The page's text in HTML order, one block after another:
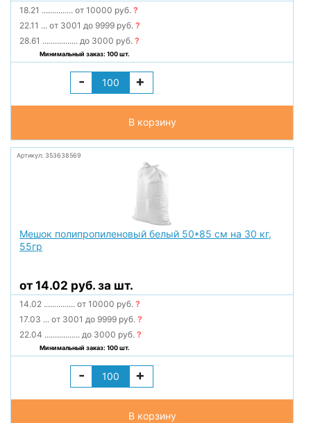
18.21 ............... от 10000 руб.?
22.11 ... от 3001 до 9999 руб.?
28.61 ................. до 3000 руб.?
Минимальный заказ: 100 шт.
- +
В корзину
Артикул: 353638569
Мешок полипропиленовый белый 50*85 см на 30 кг,
55гр
от 14.02 руб. за шт.
14.02 ............... от 10000 руб.?
17.03 ... от 3001 до 9999 руб.?
22.04 ................. до 3000 руб.?
Минимальный заказ: 100 шт.
- +
В корзину